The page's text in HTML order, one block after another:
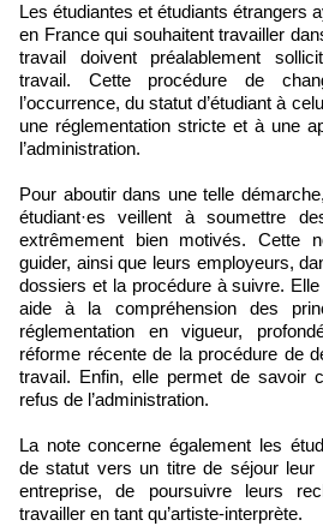
Les étudiantes et étudiants étrangers
en France qui souhaitent travailler
travail doivent préalablement
travail. Cette procédure de
l’occurrence, du statut d’étudiant à
une réglementation stricte et à une
l’administration.
Pour aboutir dans une telle
étudiant·es veillent à soumettre
extrêmement bien motivés. Cette
guider, ainsi que leurs employeurs,
dossiers et la procédure à suivre.
aide à la compréhension des
réglementation en vigueur,
réforme récente de la procédure de
travail. Enfin, elle permet de savoir
refus de l’administration.
La note concerne également les
de statut vers un titre de séjour leur
entreprise, de poursuivre leurs
travailler en tant qu’artiste-interprète.